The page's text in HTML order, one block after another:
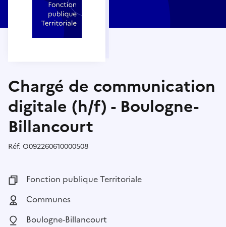
Chargé de communication
digitale (h/f) - Boulogne-
Billancourt
Réf. Référence :
O092260610000508
Fonction publique :
Fonction publique Territoriale
Employeur :
Communes
Localisation :
Boulogne-Billancourt